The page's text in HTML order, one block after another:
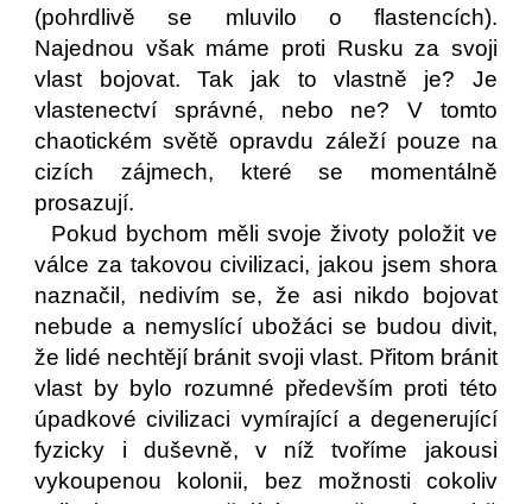
(pohrdlivě se mluvilo o flastencích).
Najednou však máme proti Rusku za svoji
vlast bojovat. Tak jak to vlastně je? Je
vlastenectví správné, nebo ne? V tomto
chaotickém světě opravdu záleží pouze na
cizích zájmech, které se momentálně
prosazují.
Pokud bychom měli svoje životy položit ve
válce za takovou civilizaci, jakou jsem shora
naznačil, nedivím se, že asi nikdo bojovat
nebude a nemyslící ubožáci se budou divit,
že lidé nechtějí bránit svoji vlast. Přitom bránit
vlast by bylo rozumné především proti této
úpadkové civilizaci vymírající a degenerující
fyzicky i duševně, v níž tvoříme jakousi
vykoupenou kolonii, bez možnosti cokoliv